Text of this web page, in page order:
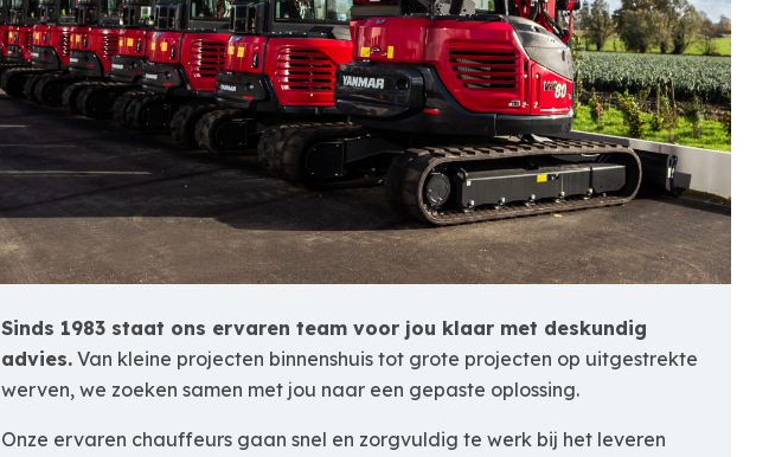
Sinds 1983 staat ons ervaren team voor jou klaar met deskundig
advies. Van kleine projecten binnenshuis tot grote projecten op uitgestrekte
werven, we zoeken samen met jou naar een gepaste oplossing.
Onze ervaren chauffeurs gaan snel en zorgvuldig te werk bij het leveren